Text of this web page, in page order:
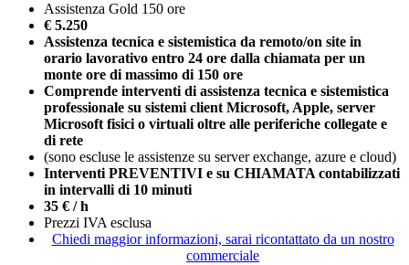
Assistenza Gold 150 ore
€ 5.250
Assistenza tecnica e sistemistica da remoto/on site in
orario lavorativo entro 24 ore dalla chiamata per un
monte ore di massimo di 150 ore
Comprende interventi di assistenza tecnica e sistemistica
professionale su sistemi client Microsoft, Apple, server
Microsoft fisici o virtuali oltre alle periferiche collegate e
di rete
(sono escluse le assistenze su server exchange, azure e cloud)
Interventi PREVENTIVI e su CHIAMATA contabilizzati
in intervalli di 10 minuti
35 € / h
Prezzi IVA esclusa
Chiedi maggior informazioni, sarai ricontattato da un nostro
commerciale